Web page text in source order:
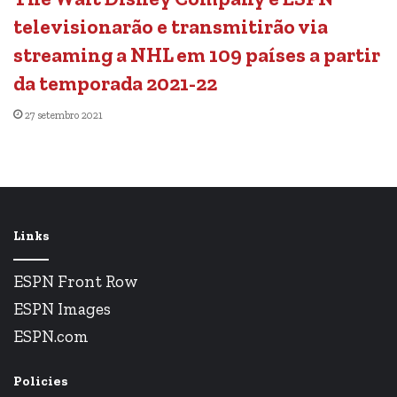
televisionarão e transmitirão via
streaming a NHL em 109 países a partir
da temporada 2021-22
27 setembro 2021
Links
ESPN Front Row
ESPN Images
ESPN.com
Policies